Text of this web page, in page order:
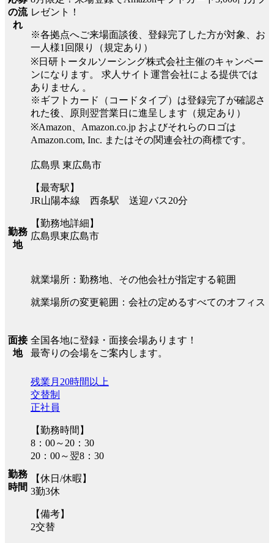
の流
れ
レゼント！
※各拠点へご来場面談後、登録完了した方が対象、お
一人様1回限り（規定あり）
※日研トータルソーシング株式会社主催のキャンペー
ンになります。 求人サイト運営会社による提供では
ありません 。
※ギフトカード（コードタイプ）は登録完了が確認さ
れた後、原則翌営業日に進呈します（規定あり）
※Amazon、Amazon.co.jp およびそれらのロゴは
Amazon.com, Inc. またはその関連会社の商標です。
勤務
地
広島県 東広島市
【最寄駅】
JR山陽本線 西条駅 送迎バス20分
【勤務地詳細】
広島県東広島市
就業場所：勤務地、その他会社が指定する範囲
就業場所の変更範囲：会社の定めるすべてのオフィス
面接
地
全国各地に登録・面接会場あります！
最寄りの会場をご案内します。
勤務
時間
残業月20時間以上
交替制
正社員
【勤務時間】
8：00～20：30
20：00～翌8：30
【休日/休暇】
3勤3休
【備考】
2交替